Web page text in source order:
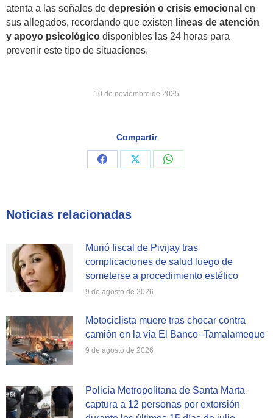
atenta a las señales de depresión o crisis emocional en
sus allegados, recordando que existen líneas de atención
y apoyo psicológico disponibles las 24 horas para
prevenir este tipo de situaciones.
10 de noviembre de 2025
Compartir
Share
Share
Share
Noticias relacionadas
Murió fiscal de Pivijay tras
complicaciones de salud luego de
someterse a procedimiento estético
9 de agosto de 2026
Motociclista muere tras chocar contra
camión en la vía El Banco–Tamalameque
9 de agosto de 2026
Policía Metropolitana de Santa Marta
captura a 12 personas por extorsión